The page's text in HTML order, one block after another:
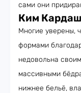
сами они
Ким
Многие уверены,
формами
недовольна
массивными
нижнее бельё,